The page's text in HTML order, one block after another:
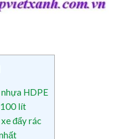
HDPE
lít
đẩy rác